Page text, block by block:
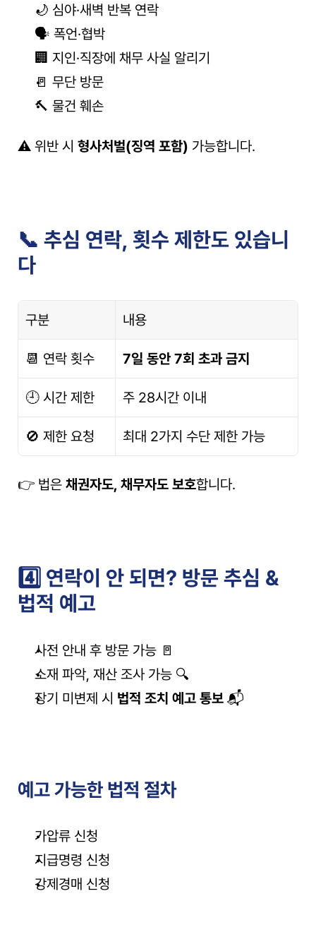
🌙 심야·새벽 반복 연락
🗣️ 폭언·협박
🏢 지인·직장에 채무 사실 알리기
🚪 무단 방문
🔨 물건 훼손
⚠️ 위반 시 형사처벌(징역 포함) 가능합니다.
📞 추심 연락, 횟수 제한도 있습니
다
구분 내용
📆 연락 횟수 7일 동안 7회 초과 금지
🕘 시간 제한 주 28시간 이내
🚫 제한 요청 최대 2가지 수단 제한 가능
👉 법은 채권자도, 채무자도 보호합니다.
4️⃣ 연락이 안 되면? 방문 추심 &
법적 예고
사전 안내 후 방문 가능 🚪
소재 파악, 재산 조사 가능 🔍
장기 미변제 시 법적 조치 예고 통보 📬
예고 가능한 법적 절차
가압류 신청
지급명령 신청
강제경매 신청